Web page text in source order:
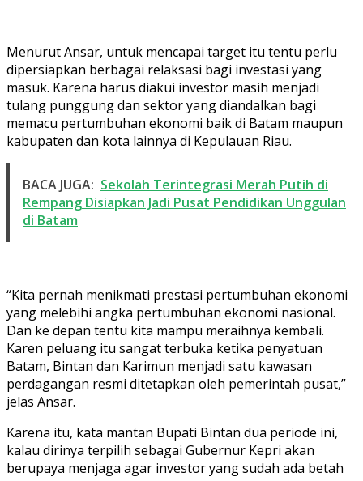
Menurut Ansar, untuk mencapai target itu tentu perlu
dipersiapkan berbagai relaksasi bagi investasi yang
masuk. Karena harus diakui investor masih menjadi
tulang punggung dan sektor yang diandalkan bagi
memacu pertumbuhan ekonomi baik di Batam maupun
kabupaten dan kota lainnya di Kepulauan Riau.
BACA JUGA: Sekolah Terintegrasi Merah Putih di
Rempang Disiapkan Jadi Pusat Pendidikan Unggulan
di Batam
“Kita pernah menikmati prestasi pertumbuhan ekonomi
yang melebihi angka pertumbuhan ekonomi nasional.
Dan ke depan tentu kita mampu meraihnya kembali.
Karen peluang itu sangat terbuka ketika penyatuan
Batam, Bintan dan Karimun menjadi satu kawasan
perdagangan resmi ditetapkan oleh pemerintah pusat,”
jelas Ansar.
Karena itu, kata mantan Bupati Bintan dua periode ini,
kalau dirinya terpilih sebagai Gubernur Kepri akan
berupaya menjaga agar investor yang sudah ada betah